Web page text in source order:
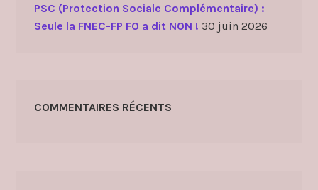
PSC (Protection Sociale Complémentaire) :
Seule la FNEC-FP FO a dit NON ! 30 juin 2026
COMMENTAIRES RÉCENTS